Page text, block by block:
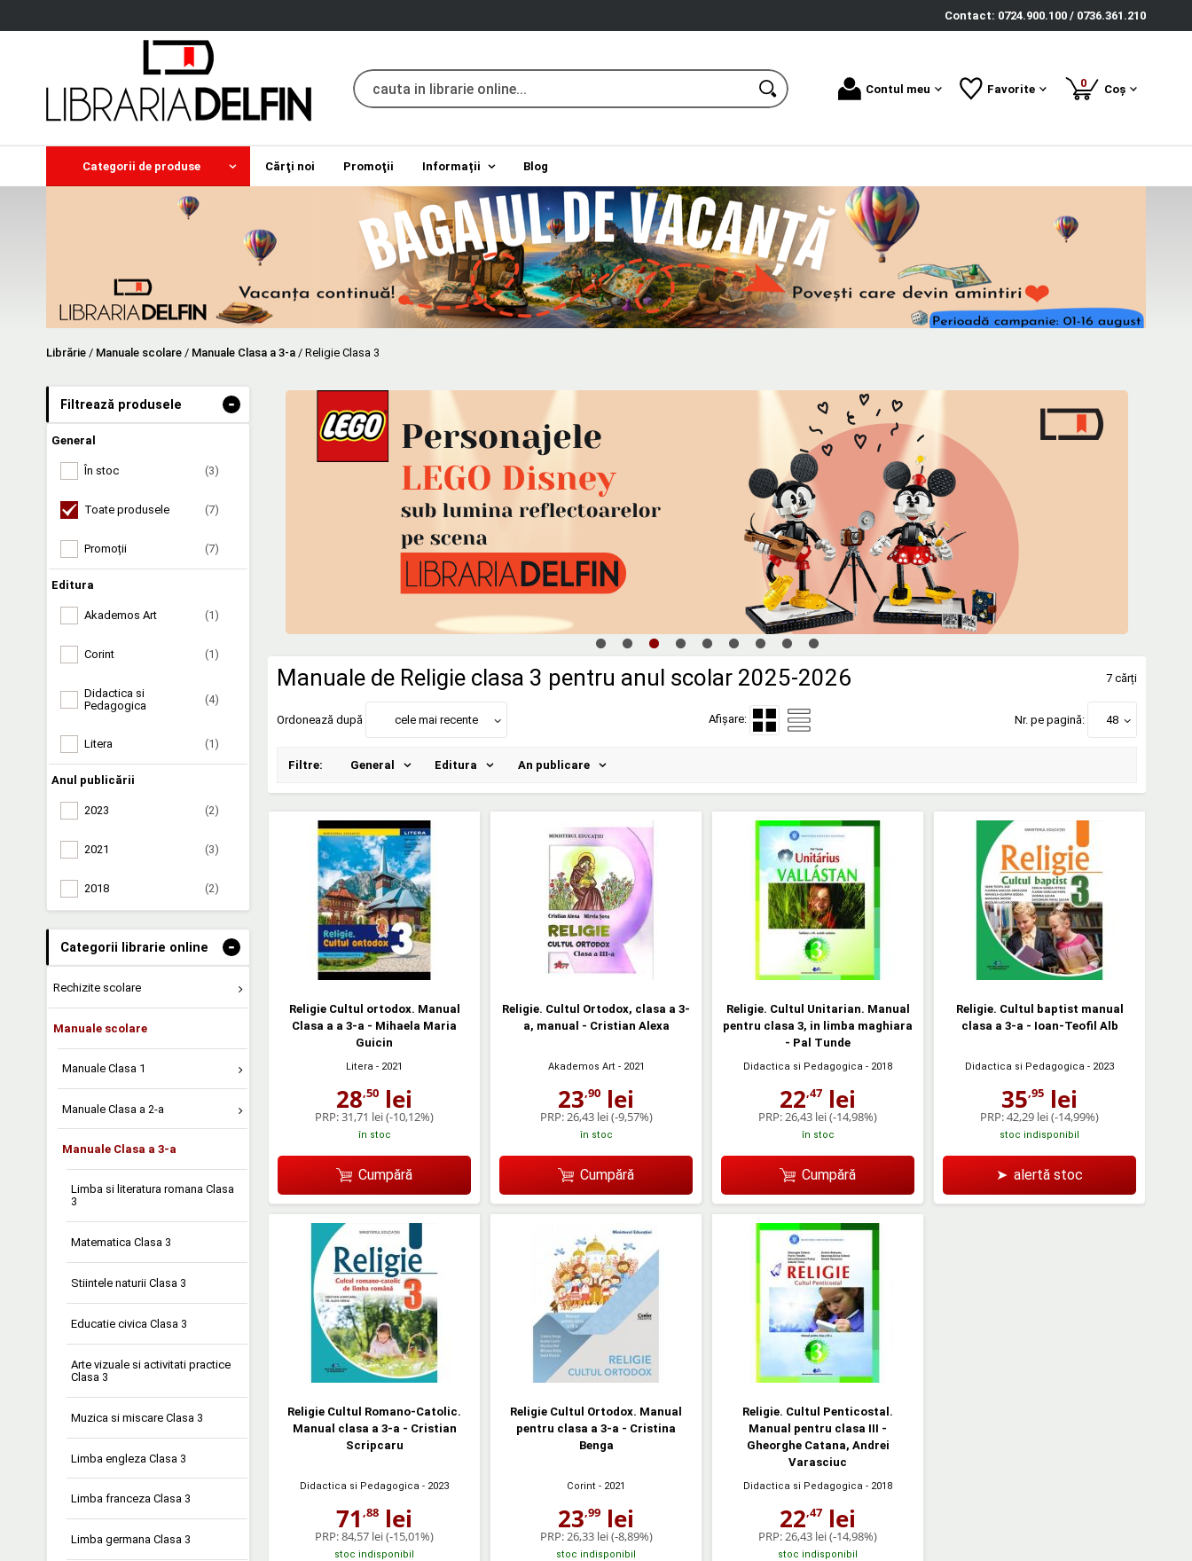
Contact: 0724.900.100 / 0736.361.210
Contul meu Favorite 0produse
Coș
Categorii de produse Cărţi noi Promoţii Informații Blog
Librărie / Manuale scolare / Manuale Clasa a 3-a / Religie Clasa 3
Filtrează produsele -
General
În stoc (3)
Toate produsele (7)
Promoții (7)
Editura
Akademos Art (1)
Corint (1)
Didactica si
Pedagogica
(4)
Litera (1)
Anul publicării
2023 (2)
2021 (3)
2018 (2)
Categorii librarie online -
Rechizite scolare
Manuale scolare
Manuale Clasa 1
Manuale Clasa a 2-a
Manuale Clasa a 3-a
Limba si literatura romana Clasa
3
Matematica Clasa 3
Stiintele naturii Clasa 3
Educatie civica Clasa 3
Arte vizuale si activitati practice
Clasa 3
Muzica si miscare Clasa 3
Limba engleza Clasa 3
Limba franceza Clasa 3
Limba germana Clasa 3
Manuale de Religie clasa 3 pentru anul scolar 2025-2026 7 cărți
Ordonează după cele mai recente Afișare: Nr. pe pagină: 48
Filtre: General Editura An publicare
Religie Cultul ortodox. Manual
Clasa a a 3-a - Mihaela Maria
Guicin
Litera - 2021
28,50 lei
PRP:31,71 lei(-10,12%)
în stoc
Cumpără
Religie. Cultul Ortodox, clasa a 3-
a, manual - Cristian Alexa
Akademos Art - 2021
23,90 lei
PRP: 26,43 lei(-9,57%)
în stoc
Cumpără
Religie. Cultul Unitarian. Manual
pentru clasa 3, in limba maghiara
- Pal Tunde
Didactica si Pedagogica - 2018
22,47 lei
PRP: 26,43 lei(-14,98%)
în stoc
Cumpără
Religie. Cultul baptist manual
clasa a 3-a - Ioan-Teofil Alb
Didactica si Pedagogica - 2023
35,95 lei
PRP:42,29 lei(-14,99%)
stoc indisponibil
➤ alertă stoc
Religie Cultul Romano-Catolic.
Manual clasa a 3-a - Cristian
Scripcaru
Didactica si Pedagogica - 2023
71 ,88 lei
PRP:84,57 lei(-15,01%)
stoc indisponibil
Religie Cultul Ortodox. Manual
pentru clasa a 3-a - Cristina
Benga
Corint - 2021
23,99 lei
PRP:26,33 lei(-8,89%)
stoc indisponibil
Religie. Cultul Penticostal.
Manual pentru clasa III -
Gheorghe Catana, Andrei
Varasciuc
Didactica si Pedagogica - 2018
22,47 lei
PRP:26,43 lei(-14,98%)
stoc indisponibil